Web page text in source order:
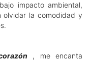
impacto ambiental,
olvidar la comodidad y
, me encanta